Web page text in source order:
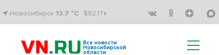
Новосибирск 13.7 °C $82.17↑
Все новости
Новосибирской
области